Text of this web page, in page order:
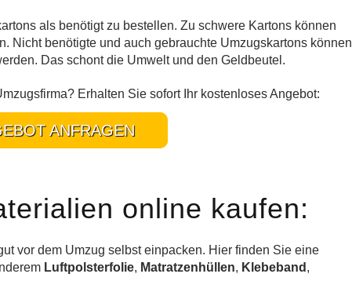
als benötigt zu bestellen. Zu schwere Kartons können
Nicht benötigte und auch gebrauchte Umzugskartons können
Das schont die Umwelt und den Geldbeutel.
Erhalten Sie sofort Ihr kostenloses Angebot:
ANFRAGEN
online kaufen:
vor dem Umzug selbst einpacken. Hier finden Sie eine
Luftpolsterfolie, Matratzenhüllen, Klebeband ,